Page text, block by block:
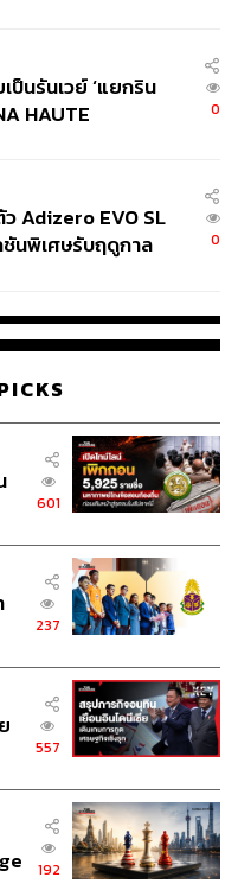
ป็นรันเวย์ ‘แยกริน
HAUTE
0
Adizero EVO SL
ชันพิเศษรับฤดูกาล
0
601
237
557
192